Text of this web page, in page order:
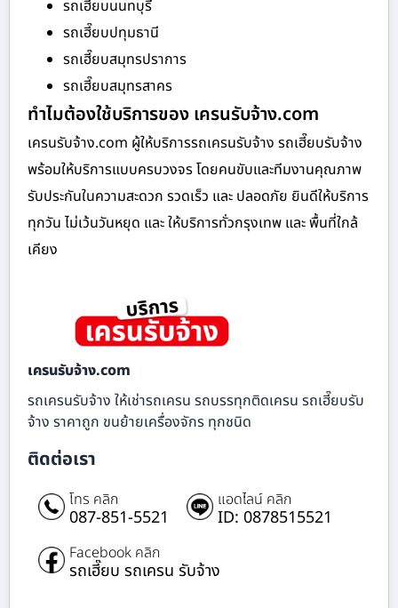
รถเฮี๊ยบนนทบุรี
รถเฮี๊ยบปทุมธานี
รถเฮี๊ยบสมุทรปราการ
รถเฮี๊ยบสมุทรสาคร
ทำไมต้องใช้บริการของ เครนรับจ้าง.com
เครนรับจ้าง.com ผู้ให้บริการรถเครนรับจ้าง รถเฮี๊ยบรับจ้าง
พร้อมให้บริการแบบครบวงจร โดยคนขับและทีมงานคุณภาพ
รับประกันในความสะดวก รวดเร็ว และ ปลอดภัย ยินดีให้บริการ
ทุกวัน ไม่เว้นวันหยุด และ ให้บริการทั่วกรุงเทพ และ พื้นที่ใกล้
เคียง
เครนรับจ้าง.com
รถเครนรับจ้าง ให้เช่ารถเครน รถบรรทุกติดเครน รถเฮี๊ยบรับ
จ้าง ราคาถูก ขนย้ายเครื่องจักร ทุกชนิด
ติดต่อเรา
โทร คลิก
087-851-5521
แอดไลน์ คลิก
ID: 0878515521
Facebook คลิก
รถเฮี๊ยบ รถเครน รับจ้าง